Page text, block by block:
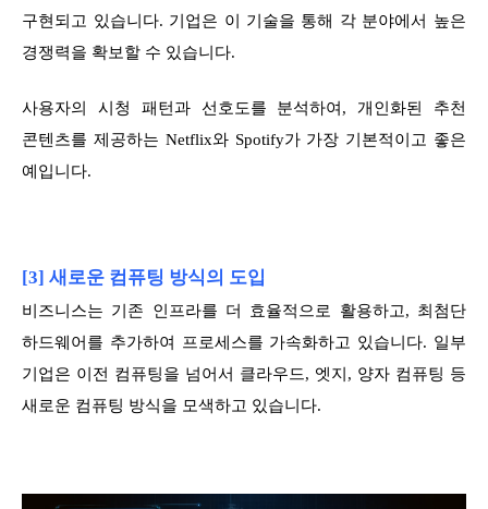
구현되고 있습니다. 기업은 이 기술을 통해 각 분야에서 높은
경쟁력을 확보할 수 있습니다.
사용자의 시청 패턴과 선호도를 분석하여, 개인화된 추천
콘텐츠를 제공하는 Netflix와 Spotify가 가장 기본적이고 좋은
예입니다.
[3] 새로운 컴퓨팅 방식의 도입
비즈니스는 기존 인프라를 더 효율적으로 활용하고, 최첨단
하드웨어를 추가하여 프로세스를 가속화하고 있습니다. 일부
기업은 이전 컴퓨팅을 넘어서 클라우드, 엣지, 양자 컴퓨팅 등
새로운 컴퓨팅 방식을 모색하고 있습니다.